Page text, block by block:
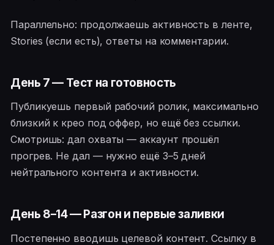
Параллельно: продолжаешь активность в ленте,
Stories (если есть), ответы на комментарии.
День 7 — Тест на готовность
Публикуешь первый рабочий ролик, максимально
близкий к крео под оффер, но ещё без ссылки.
Смотришь: дал охваты — аккаунт прошёл
прогрев. Не дал — нужно ещё 3–5 дней
нейтрального контента и активности.
День 8–14 — Разгон и первые заливки
Постепенно вводишь целевой контент. Ссылку в